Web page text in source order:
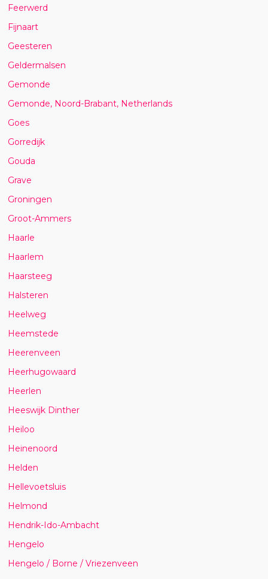
Feerwerd
Fijnaart
Geesteren
Geldermalsen
Gemonde
Gemonde, Noord-Brabant, Netherlands
Goes
Gorredijk
Gouda
Grave
Groningen
Groot-Ammers
Haarle
Haarlem
Haarsteeg
Halsteren
Heelweg
Heemstede
Heerenveen
Heerhugowaard
Heerlen
Heeswijk Dinther
Heiloo
Heinenoord
Helden
Hellevoetsluis
Helmond
Hendrik-Ido-Ambacht
Hengelo
Hengelo / Borne / Vriezenveen